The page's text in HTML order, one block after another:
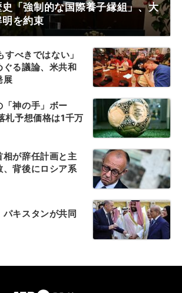
「強制的な国際養子縁組」、大
を約束
すべきではない」
ぐる議論、米共和
展
「神の手」ボー
札予想価格は1千万
相が辞任計画と主
背後にロシア系
キスタンが共同